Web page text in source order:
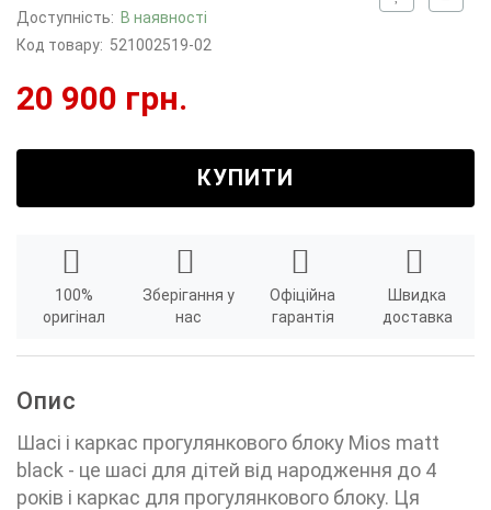
Доступність: В наявності
Код товару: 521002519-02
20 900 грн.
КУПИТИ
100%
оригінал
Зберігання у
нас
Офіційна
гарантія
Швидка
доставка
Опис
Шасі і каркас прогулянкового блоку Mios matt
black - це шасі для дітей від народження до 4
років і каркас для прогулянкового блоку. Ця